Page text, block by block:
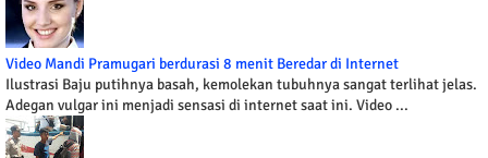
Video Mandi Pramugari berdurasi 8 menit Beredar di Internet
Ilustrasi Baju putihnya basah, kemolekan tubuhnya sangat terlihat jelas.
Adegan vulgar ini menjadi sensasi di internet saat ini. Video ...